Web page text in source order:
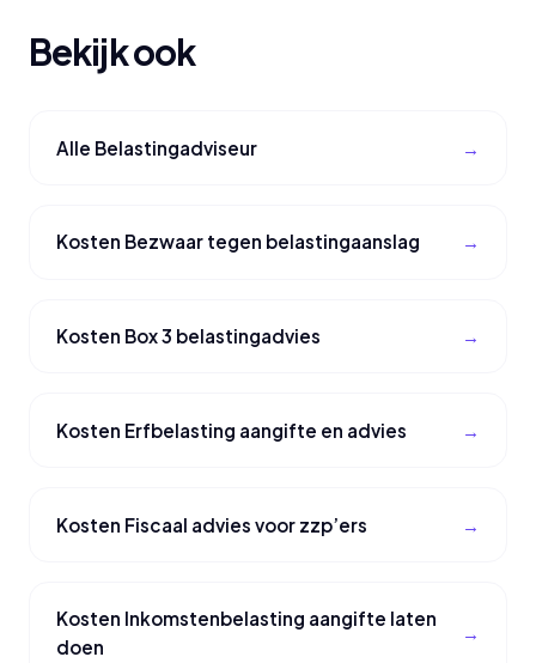
Bekijk ook
Alle Belastingadviseur
Kosten Bezwaar tegen belastingaanslag
Kosten Box 3 belastingadvies
Kosten Erfbelasting aangifte en advies
Kosten Fiscaal advies voor zzp’ers
Kosten Inkomstenbelasting aangifte laten
doen